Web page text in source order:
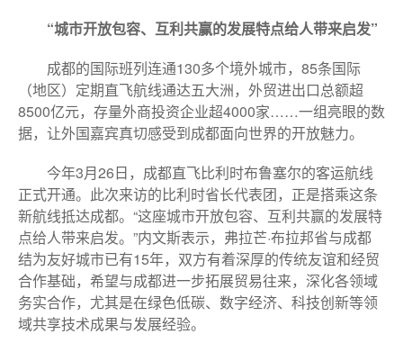
“城市开放包容、互利共赢的发展特点给人带来启发”
成都的国际班列连通130多个境外城市，85条国际
（地区）定期直飞航线通达五大洲，外贸进出口总额超
8500亿元，存量外商投资企业超4000家……一组亮眼的数
据，让外国嘉宾真切感受到成都面向世界的开放魅力。
今年3月26日，成都直飞比利时布鲁塞尔的客运航线
正式开通。此次来访的比利时省长代表团，正是搭乘这条
新航线抵达成都。“这座城市开放包容、互利共赢的发展特
点给人带来启发。”内文斯表示，弗拉芒·布拉邦省与成都
结为友好城市已有15年，双方有着深厚的传统友谊和经贸
合作基础，希望与成都进一步拓展贸易往来，深化各领域
务实合作，尤其是在绿色低碳、数字经济、科技创新等领
域共享技术成果与发展经验。